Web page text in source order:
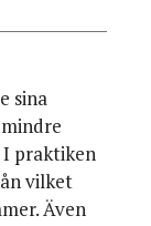
sina
I praktiken
vilket
Även